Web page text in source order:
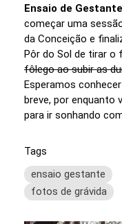
Ensaio de
começar uma
da Conceição e
Pôr do Sol de tirar o
fôlego ao subir as
Esperamos
breve, por enquanto
para ir sonhando
Tags
ensaio gestante
fotos de grávida